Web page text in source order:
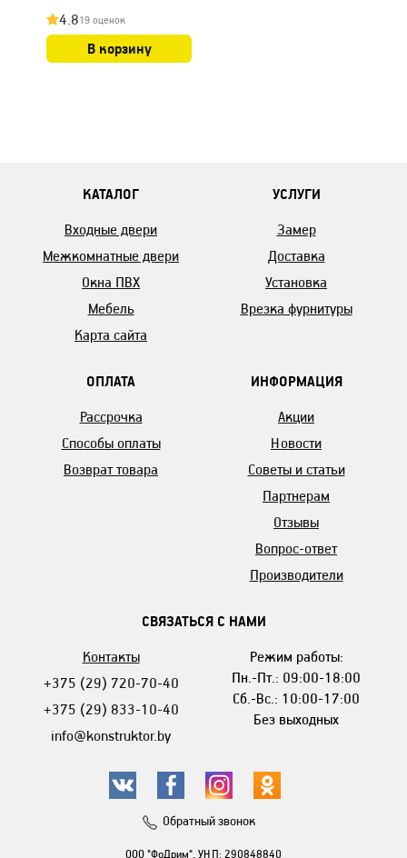
4.819 оценок
В корзину
КАТАЛОГ
Входные двери
Межкомнатные двери
Окна ПВХ
Мебель
Карта сайта
УСЛУГИ
Замер
Доставка
Установка
Врезка фурнитуры
ОПЛАТА
Рассрочка
Способы оплаты
Возврат товара
ИНФОРМАЦИЯ
Акции
Новости
Советы и статьи
Партнерам
Отзывы
Вопрос-ответ
Производители
СВЯЗАТЬСЯ С НАМИ
Контакты
+375 (29) 720-70-40
+375 (29) 833-10-40
info@konstruktor.by
Режим работы:
Пн.-Пт.: 09:00-18:00
Сб.-Вс.: 10:00-17:00
Без выходных
Обратный звонок
ООО "ФоДрим", УНП: 290848840